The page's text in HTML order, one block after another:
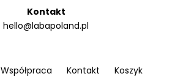
Kontakt
hello@labapoland.pl
Współpraca Kontakt
Koszyk